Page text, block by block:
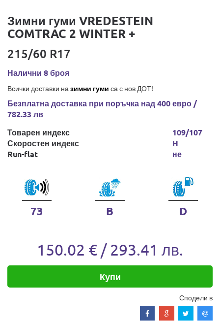
Зимни гуми VREDESTEIN
COMTRAC 2 WINTER +
215/60 R17
Налични 8 броя
Всички доставки на зимни гуми са с нов ДОТ!
Безплатна доставка при поръчка над 400 евро /
782.33 лв
Товарен индекс
Скоростен индекс
Run-flat
109/107
H
не
73 B D
150.02 € / 293.41 лв.
Купи
Сподели в